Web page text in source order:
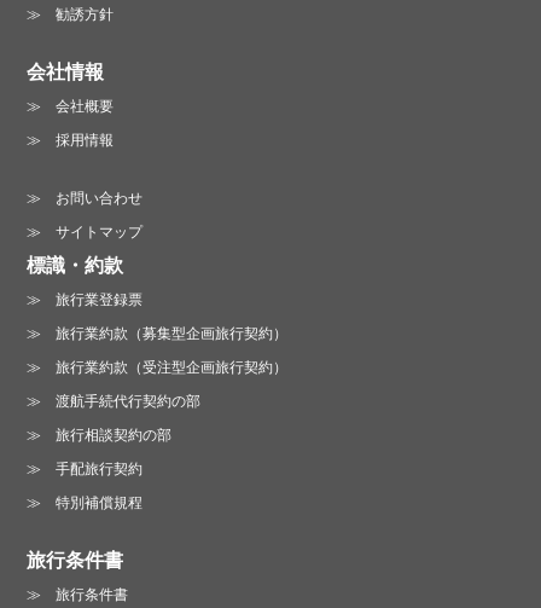
勧誘方針
会社情報
会社概要
採用情報
お問い合わせ
サイトマップ
標識・約款
旅行業登録票
旅行業約款（募集型企画旅行契約）
旅行業約款（受注型企画旅行契約）
渡航手続代行契約の部
旅行相談契約の部
手配旅行契約
特別補償規程
旅行条件書
旅行条件書